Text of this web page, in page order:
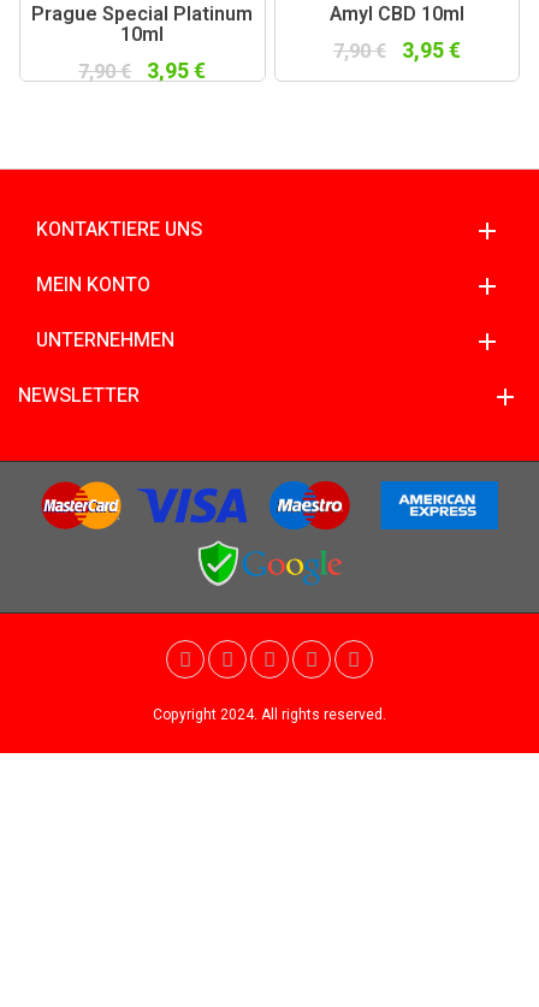
Prague Special Platinum
10ml
7,90 € 3,95 €
Amyl CBD 10ml
7,90 € 3,95 €
KONTAKTIERE UNS
MEIN KONTO
UNTERNEHMEN
NEWSLETTER
Copyright 2024. All rights reserved.